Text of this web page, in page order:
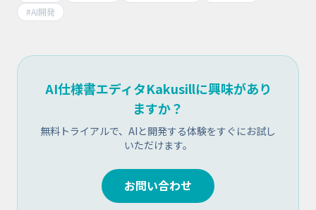
#AI開発
AI仕様書エディタKakusillに興味があり
ますか？
無料トライアルで、AIと開発する体験をすぐにお試し
いただけます。
お問い合わせ